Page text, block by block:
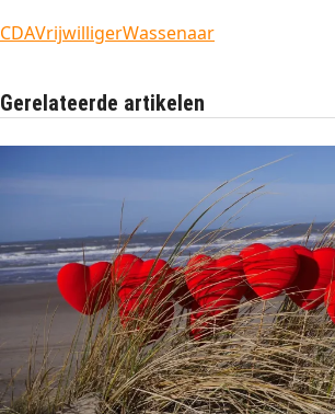
CDAVrijwilligerWassenaar
Gerelateerde artikelen